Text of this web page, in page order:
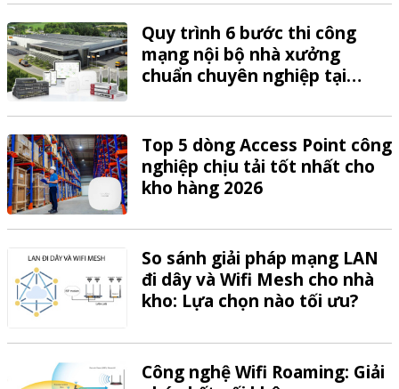
Quy trình 6 bước thi công
mạng nội bộ nhà xưởng
chuẩn chuyên nghiệp tại
Top 5 dòng Access Point công
nghiệp chịu tải tốt nhất cho
kho hàng 2026
So sánh giải pháp mạng LAN
đi dây và Wifi Mesh cho nhà
kho: Lựa chọn nào tối ưu?
Công nghệ Wifi Roaming: Giải